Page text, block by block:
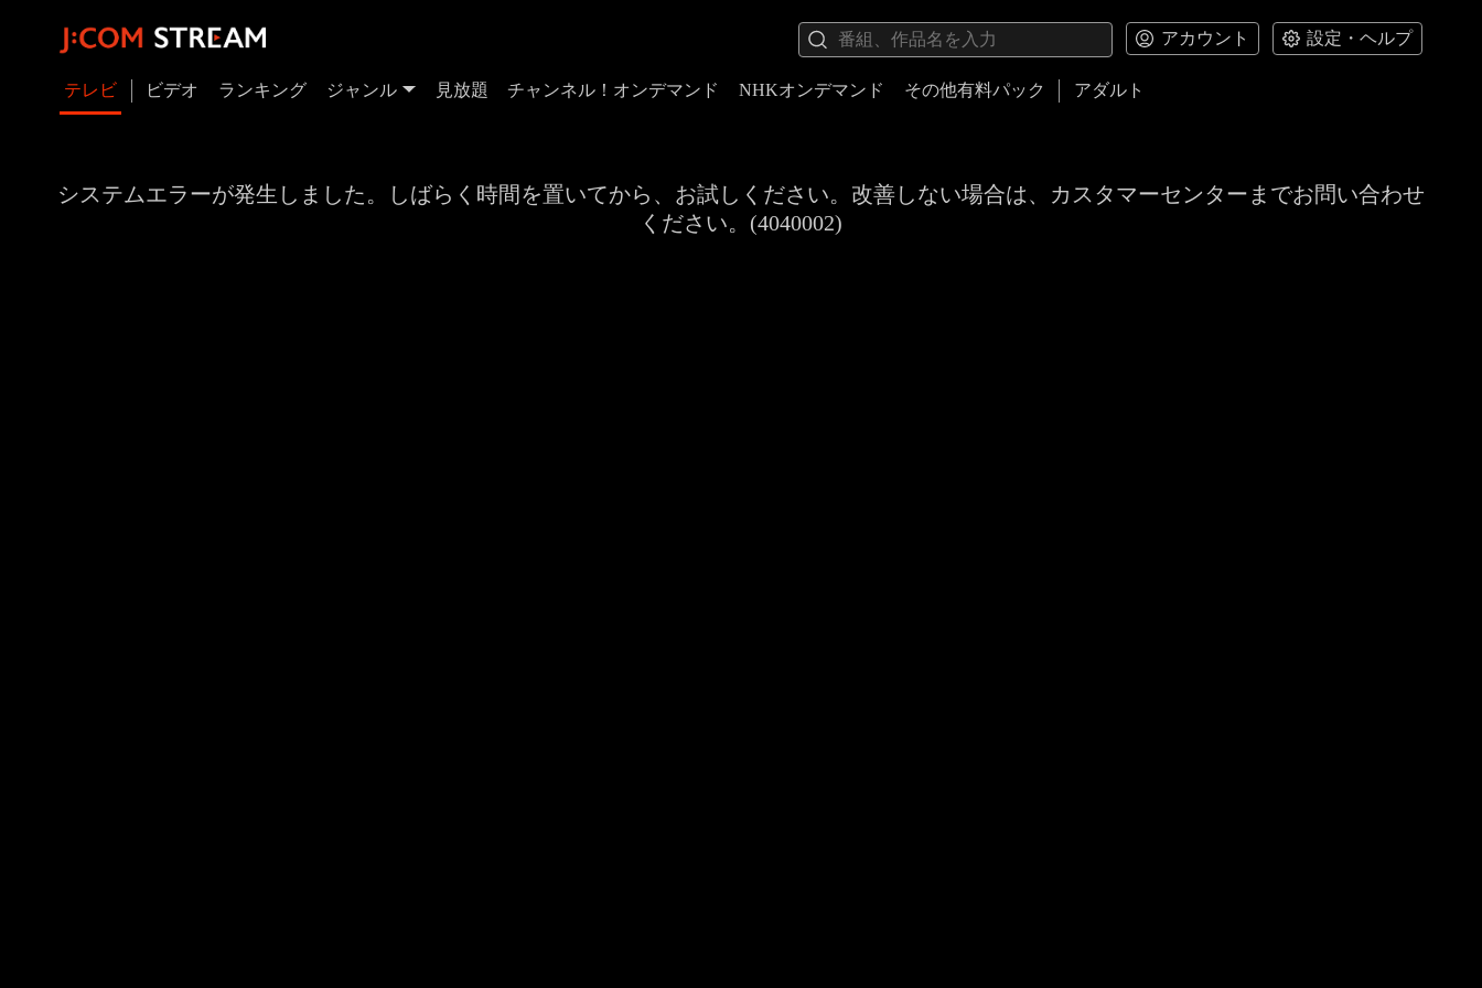
アカウント 設定・ヘルプ
テレビ ビデオ ランキング ジャンル 見放題 チャンネル！オンデマンド NHKオンデマンド その他有料パック アダルト
システムエラーが発生しました。しばらく時間を置いてから、お試しください。改善しない場合は、カスタマーセンターまでお問い合わせ
ください。(4040002)